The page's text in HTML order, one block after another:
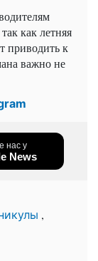
как летняя
приводить к
важно не
нас у
News
,